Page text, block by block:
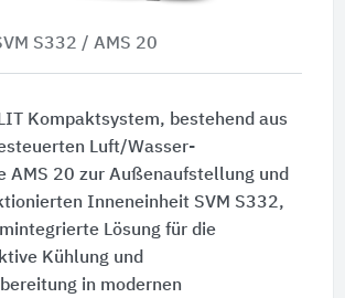
S332 / AMS 20
Kompaktsystem, bestehend aus
Luft/Wasser-
AMS 20 zur Außenaufstellung und
Inneneinheit SVM S332,
Lösung für die
Kühlung und
in modernen